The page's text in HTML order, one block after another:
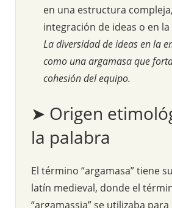
en una estructura
integración de ideas o en
La diversidad de ideas en la
como una argamasa que
cohesión del equipo.
➤ Origen
la palabra
El término “argamasa” tiene
latín medieval, donde el
“argamassia” se utilizaba